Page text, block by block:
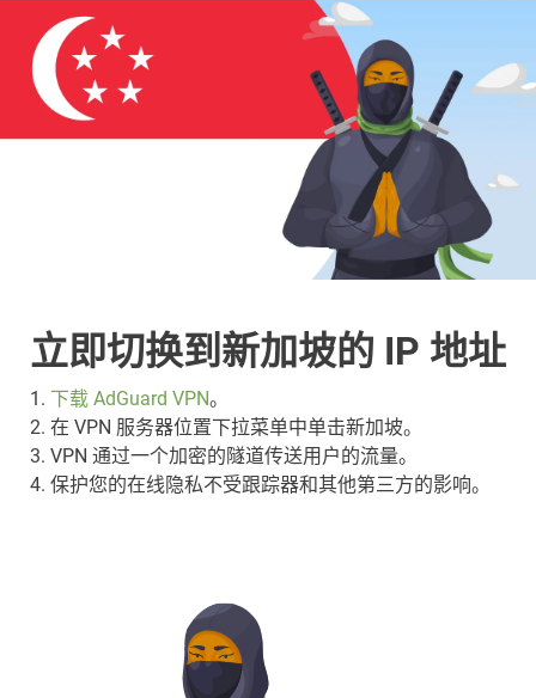
立即切换到新加坡的 IP 地址
1. 下载 AdGuard VPN。
2. 在 VPN 服务器位置下拉菜单中单击新加坡。
3. VPN 通过一个加密的隧道传送用户的流量。
4. 保护您的在线隐私不受跟踪器和其他第三方的影响。